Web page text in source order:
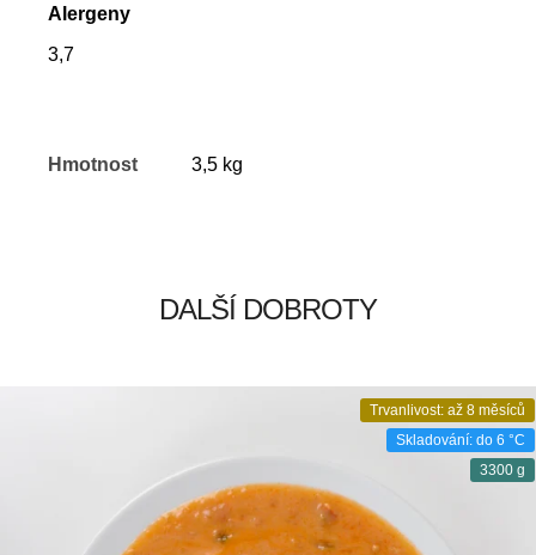
Alergeny
3,7
Hmotnost 3,5 kg
DALŠÍ DOBROTY
Trvanlivost: až 8 měsíců
Skladování: do 6 °C
3300 g